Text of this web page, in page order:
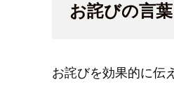
お詫びの言
お詫びを効果的に伝